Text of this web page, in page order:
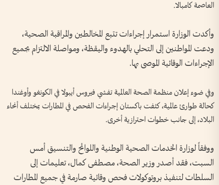
العاصمة كامبالا.
وأكدت الوزارة استمرار إجراءات تتبع المخالطين والمراقبة الصحية،
ودعت المواطنين إلى التحلي بالهدوء واليقظة، ومواصلة الالتزام بجميع
الإجراءات الوقائية الموصى بها.
وفي ضوء إعلان منظمة الصحة العالمية تفشي فيروس أيبولا في الكونغو وأوغندا
كحالة طوارئ عالمية، كثفت باكستان إجراءات الفحص في المطارات بمختلف أنحاء
البلاد، إلى جانب خطوات احترازية أخرى.
ووفقاً لوزارة الخدمات الصحية الوطنية واللوائح والتنسيق أمس
السبت، فقد أصدر وزير الصحة، مصطفى كمال، تعليمات إلى
السلطات لتنفيذ بروتوكولات فحص وقائية صارمة في جميع المطارات